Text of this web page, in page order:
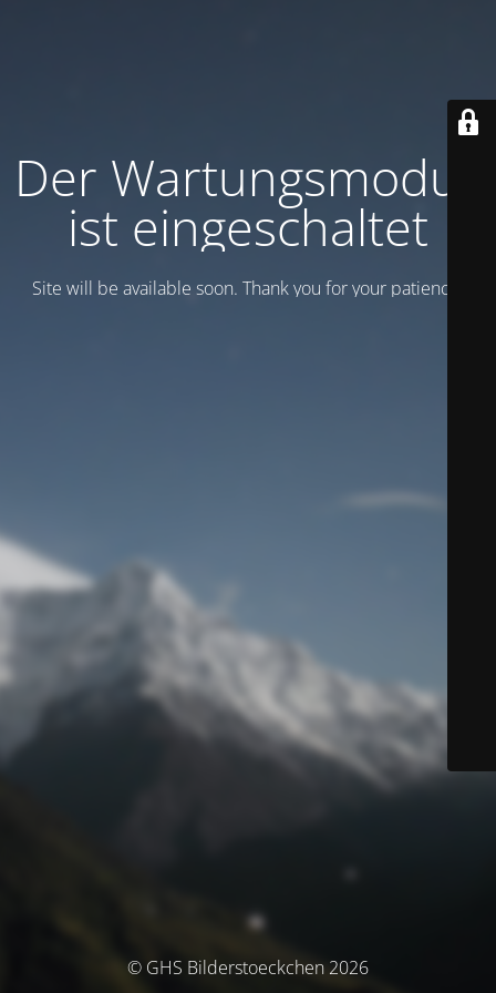
Der Wartungsmodus
ist eingeschaltet
Site will be available soon. Thank you for your patience!
© GHS Bilderstoeckchen 2026